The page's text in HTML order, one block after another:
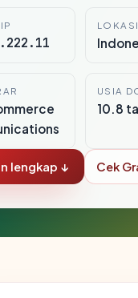
USIA
10.8
lengkap ↓ Cek